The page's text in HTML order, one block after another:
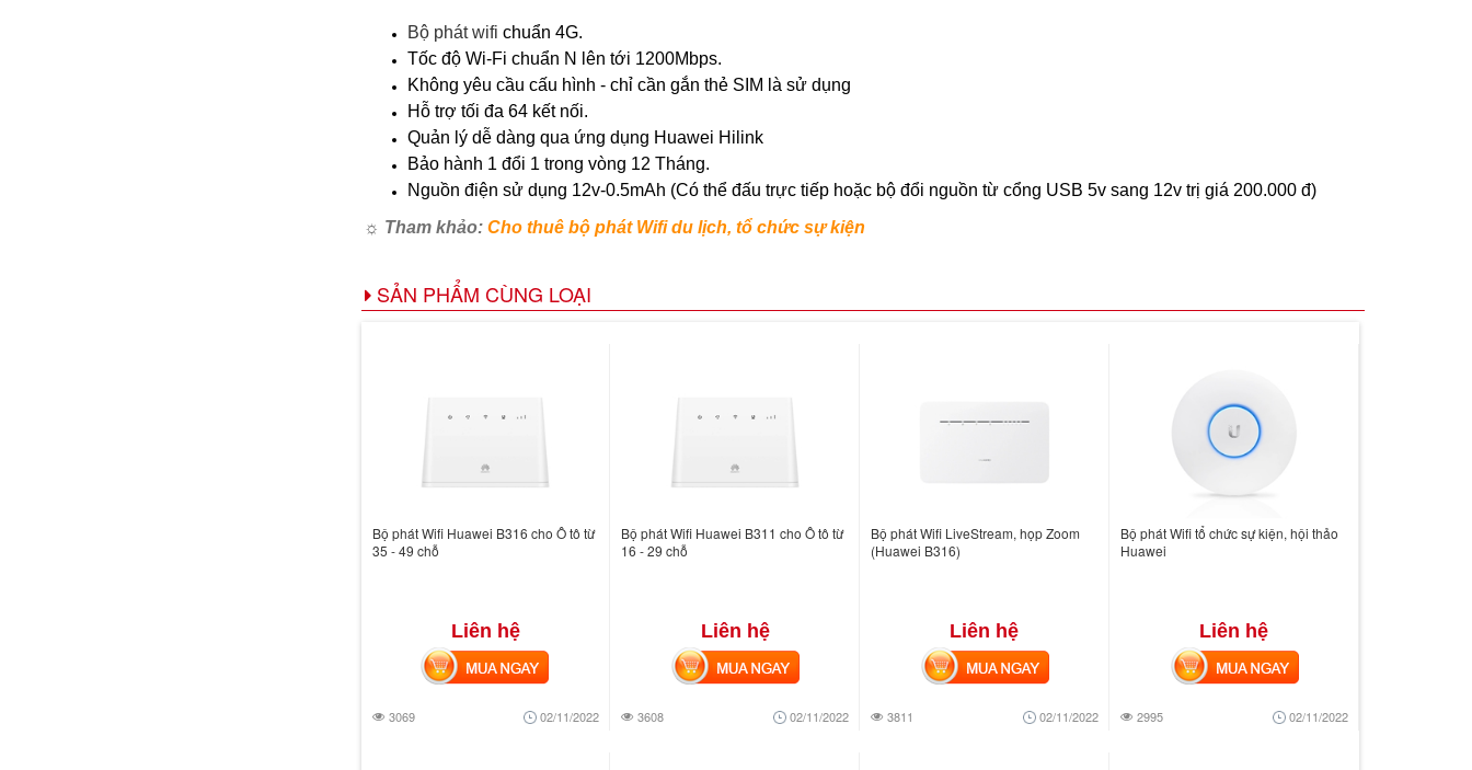
Bộ phát wifi chuẩn 4G.
​Tốc độ Wi-Fi chuẩn N lên tới 1200Mbps.
Không yêu cầu cấu hình - chỉ cần gắn thẻ SIM là sử dụng
Hỗ trợ tối đa 64 kết nối.
Quản lý dễ dàng qua ứng dụng Huawei Hilink
Bảo hành 1 đổi 1 trong vòng 12 Tháng.
Nguồn điện sử dụng 12v-0.5mAh (Có thể đấu trực tiếp hoặc bộ đổi nguồn từ cổng USB 5v sang 12v trị giá 200.000 đ)
☼ Tham khảo: Cho thuê bộ phát Wifi du lịch, tổ chức sự kiện
SẢN PHẨM CÙNG LOẠI
Bộ phát Wifi Huawei B316 cho Ô tô từ
35 - 49 chỗ
Liên hệ
3069 02/11/2022
MUA NGAY
Bộ phát Wifi Huawei B311 cho Ô tô từ
16 - 29 chỗ
Liên hệ
3608 02/11/2022
MUA NGAY
Bộ phát Wifi LiveStream, họp Zoom
(Huawei B316)
Liên hệ
3811 02/11/2022
MUA NGAY
Bộ phát Wifi tổ chức sự kiện, hội thảo
Huawei
Liên hệ
2995 02/11/2022
MUA NGAY